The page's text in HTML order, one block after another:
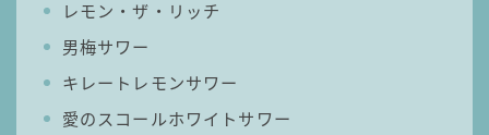
レモン・ザ・リッチ
男梅サワー
キレートレモンサワー
愛のスコールホワイトサワー